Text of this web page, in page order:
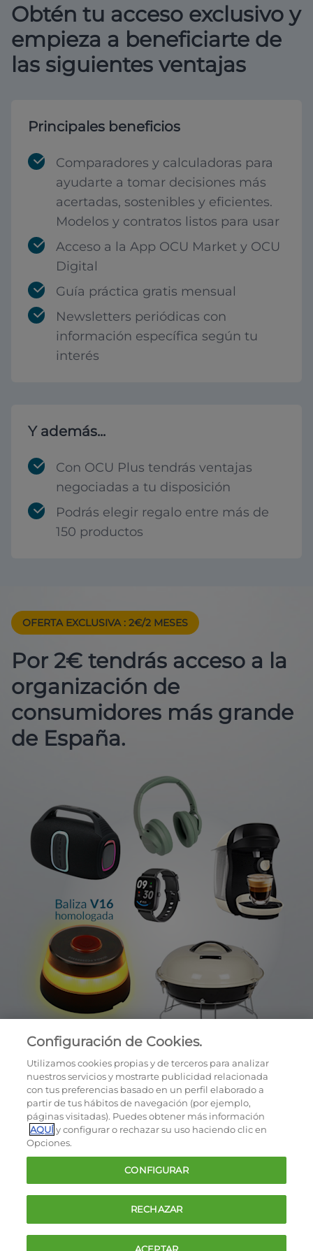
Obtén tu acceso exclusivo y
empieza a beneficiarte de
las siguientes ventajas
Principales beneficios
Comparadores y calculadoras para
ayudarte a tomar decisiones más
acertadas, sostenibles y eficientes.
Modelos y contratos listos para usar
Acceso a la App OCU Market y OCU
Digital
Guía práctica gratis mensual
Newsletters periódicas con
información específica según tu
interés
Y además...
Con OCU Plus tendrás ventajas
negociadas a tu disposición
Podrás elegir regalo entre más de
150 productos
OFERTA EXCLUSIVA : 2€/2 MESES
Por 2€ tendrás acceso a la
organización de
consumidores más grande
de España.
Cookies
Política de privacidad
Términos y condiciones de la oferta
Contacto
FAQ
Configuración de Cookies.
Utilizamos cookies propias y de terceros para analizar
nuestros servicios y mostrarte publicidad relacionada
con tus preferencias basado en un perfil elaborado a
partir de tus hábitos de navegación (por ejemplo,
páginas visitadas). Puedes obtener más información
AQUÍy configurar o rechazar su uso haciendo clic en
Opciones.
CONFIGURAR
RECHAZAR